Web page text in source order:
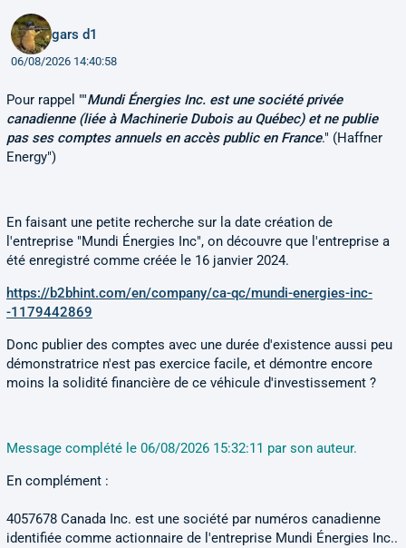
gars d1
06/08/2026 14:40:58
Pour rappel ""Mundi Énergies Inc. est une société privée
canadienne (liée à Machinerie Dubois au Québec) et ne publie
pas ses comptes annuels en accès public en France." (Haffner
Energy")
En faisant une petite recherche sur la date création de
l'entreprise "Mundi Énergies Inc", on découvre que l'entreprise a
été enregistré comme créée le 16 janvier 2024.
https://b2bhint.com/en/company/ca-qc/mundi-energies-inc-
-1179442869
Donc publier des comptes avec une durée d'existence aussi peu
démonstratrice n'est pas exercice facile, et démontre encore
moins la solidité financière de ce véhicule d'investissement ?
Message complété le 06/08/2026 15:32:11 par son auteur.
En complément :
4057678 Canada Inc. est une société par numéros canadienne
identifiée comme actionnaire de l'entreprise Mundi Énergies Inc..